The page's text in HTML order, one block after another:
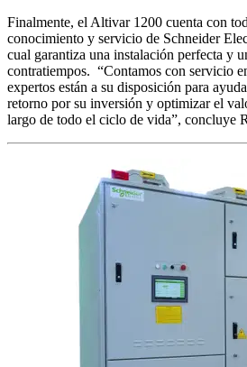
Finalmente, el Altivar 1200 cuenta con
conocimiento y servicio de Schneider
cual garantiza una instalación perfecta y
contratiempos. “Contamos con servicio
expertos están a su disposición para
retorno por su inversión y optimizar el
largo de todo el ciclo de vida”, concluye